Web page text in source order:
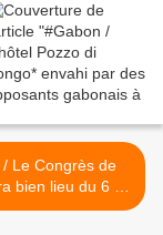
Le Congrès de
bien lieu du 6 au
9 juin comme prévu >